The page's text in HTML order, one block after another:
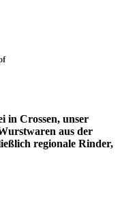
in Crossen, unser
aus der
regionale Rinder,